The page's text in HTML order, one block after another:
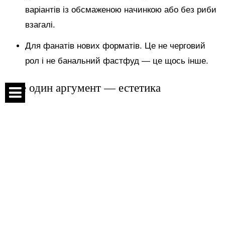
варіантів із обсмаженою начинкою або без риби
взагалі.
Для фанатів нових форматів. Це не черговий
рол і не банальний фастфуд — це щось інше.
І ще один аргумент — естетика